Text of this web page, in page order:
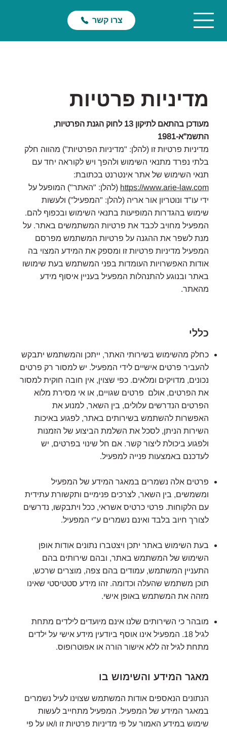
צרו קשר
מדיניות פרטיות
מעודכן בהתאם לתיקון 13 לחוק הגנת הפרטיות,
התשמ"א-1981
מדיניות פרטיות זו (להלן: "מדיניות הפרטיות") מהווה חלק
בלתי נפרד מתנאי השימוש ולהפך ויש לקוראה יחד עם
תנאי השימוש של אתר אינטרנט בכתובת:
https://www.arie-law.com (להלן: "האתר") המופעל על
ידי עו"ד ונוטריון אור אריה (להלן: "המפעיל") ולעשות
שימוש בהגדרות המופיעות בתנאי השימוש ובכפוף להם.
המפעיל מחויב לכבד את פרטיות המשתמשים באתר. על
מנת לשפר את ההגנה על פרטיות המשתמש מפרסם
המפעיל מדיניות פרטיות זו ומספק את המידע המצוי בה
אודות האפשרויות העומדות בפני המשתמש בעת שימושו
באתר ובנוגע להתנהלות המפעיל בעניין איסוף מידע
מהאתר.
כללי
כחלק מהשימוש בשירותי האתר, ייתכן והמשתמש יתבקש
להעביר פרטים אישיים לידי המפעיל. יש למסור רק פרטים
נכונים, מדויקים ומלאים. כפי שצוין, אין חובה חוקית למסור
את הפרטים, אולם פרטים שגויים, או אי מסירת מלוא
הפרטים הנדרשים עלולים, בין השאר, למנוע את
האפשרות להשתמש בשירותים באתר, לפגוע באיכות
השירות הניתן, לסכל את השלמת הביצוע של הזמנות
ולפגוע ביכולת ליצור קשר. אם חל שינוי בפרטים, יש
לעדכנם באמצעות פנייה למפעיל.
פרטים אלה נשמרים במאגר המידע של המפעיל
ומשמשים, בין השאר, לצרכים פנימיים ותקשורת עתידית
עם הלקוחות. פרטי כרטיס אשראי, ככל ויתבקשו, נדרשים
לצורך חיוב בלבד ואינם נשמרים ע"י המפעיל.
בעת השימוש באתר יתכן ויצטברו נתונים אודות אופן
השימוש של המשתמש באתר, ובהם שירותים בהם
התעניין המשתמש, עמודים בהם צפה, מוצרים שרכש,
תוכן משתמש שהעלה וכדומה. זהו מידע סטטיסטי שאינו
מזהה את המשתמש באופן אישי.
מובהר כי השירותים שלנו אינם מיועדים לילדים מתחת
לגיל 18. המפעיל אינו אוסף ביודעין מידע אישי על ילדים
מתחת לגיל זה ללא אישור הורה או אפוטרופוס.
מאגר המידע והשימוש בו
הנתונים הנאספים אודות המשתמש שצוינו לעיל נשמרים
במאגר המידע של המפעיל. המפעיל מתחייב לעשות
שימוש במידע האמור על פי מדיניות פרטיות זו ו/או על פי